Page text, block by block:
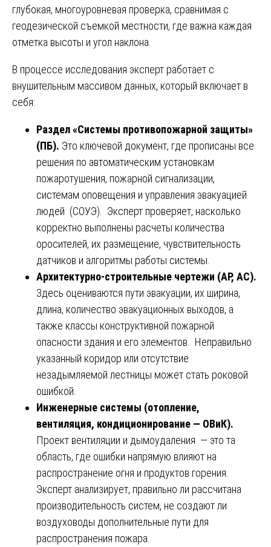
глубокая, многоуровневая проверка, сравнимая с
геодезической съемкой местности, где важна каждая
отметка высоты и угол наклона.
В процессе исследования эксперт работает с
внушительным массивом данных, который включает в
себя:
Раздел «Системы противопожарной защиты»
(ПБ). Это ключевой документ, где прописаны все
решения по автоматическим установкам
пожаротушения, пожарной сигнализации,
системам оповещения и управления эвакуацией
людей (СОУЭ). Эксперт проверяет, насколько
корректно выполнены расчеты количества
оросителей, их размещение, чувствительность
датчиков и алгоритмы работы системы.
Архитектурно-строительные чертежи (АР, АС).
Здесь оцениваются пути эвакуации, их ширина,
длина, количество эвакуационных выходов, а
также классы конструктивной пожарной
опасности здания и его элементов. Неправильно
указанный коридор или отсутствие
незадымляемой лестницы может стать роковой
ошибкой.
Инженерные системы (отопление,
вентиляция, кондиционирование — ОВиК).
Проект вентиляции и дымоудаления — это та
область, где ошибки напрямую влияют на
распространение огня и продуктов горения.
Эксперт анализирует, правильно ли рассчитана
производительность систем, не создают ли
воздуховоды дополнительные пути для
распространения пожара.